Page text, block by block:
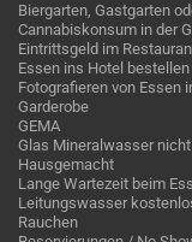
Biergarten, Gastgarten
Cannabiskonsum in der
Eintrittsgeld im
Essen ins Hotel bestellen
Fotografieren von Essen
Garderobe
GEMA
Glas Mineralwasser
Hausgemacht
Lange Wartezeit beim
Leitungswasser
Rauchen